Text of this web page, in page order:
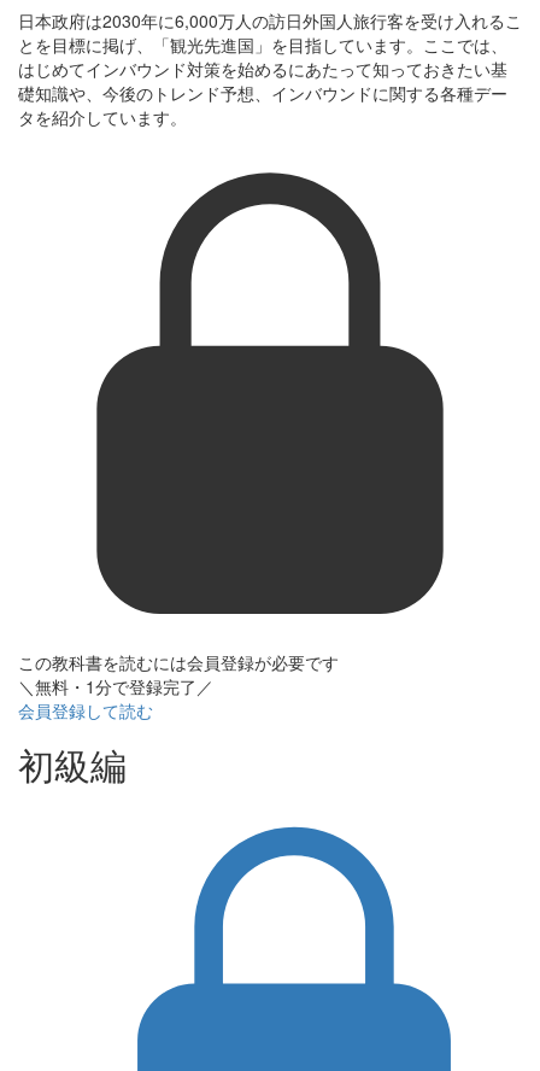
日本政府は2030年に6,000万人の訪日外国人旅行客を受け入れるこ
とを目標に掲げ、「観光先進国」を目指しています。ここでは、
はじめてインバウンド対策を始めるにあたって知っておきたい基
礎知識や、今後のトレンド予想、インバウンドに関する各種デー
タを紹介しています。
この教科書を読むには会員登録が必要です
＼無料・1分で登録完了／
会員登録して読む
初級編